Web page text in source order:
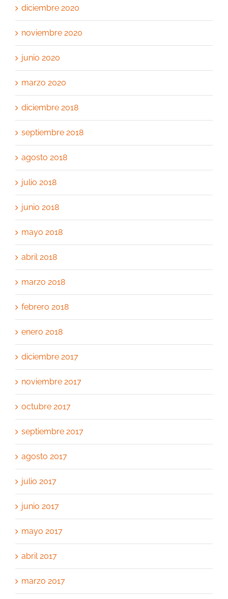
diciembre 2020
noviembre 2020
junio 2020
marzo 2020
diciembre 2018
septiembre 2018
agosto 2018
julio 2018
junio 2018
mayo 2018
abril 2018
marzo 2018
febrero 2018
enero 2018
diciembre 2017
noviembre 2017
octubre 2017
septiembre 2017
agosto 2017
julio 2017
junio 2017
mayo 2017
abril 2017
marzo 2017